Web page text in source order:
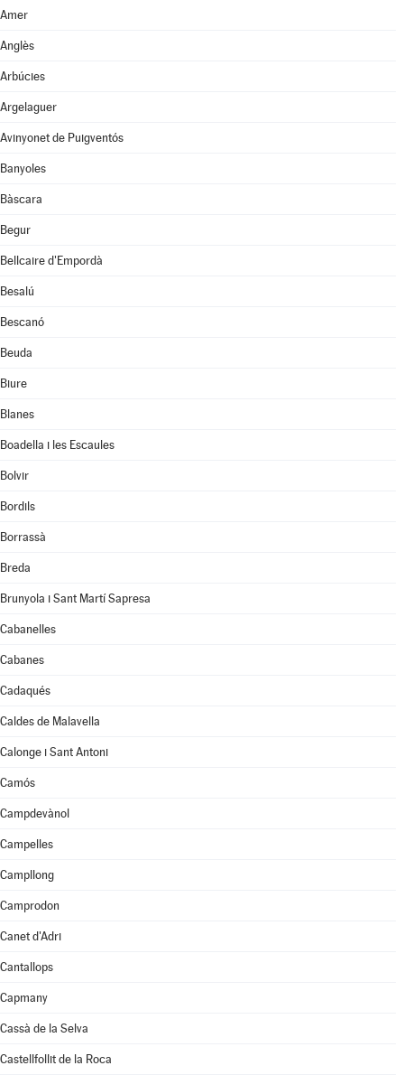
Amer
Anglès
Arbúcies
Argelaguer
Avinyonet de Puigventós
Banyoles
Bàscara
Begur
Bellcaire d'Empordà
Besalú
Bescanó
Beuda
Biure
Blanes
Boadella i les Escaules
Bolvir
Bordils
Borrassà
Breda
Brunyola i Sant Martí Sapresa
Cabanelles
Cabanes
Cadaqués
Caldes de Malavella
Calonge i Sant Antoni
Camós
Campdevànol
Campelles
Campllong
Camprodon
Canet d'Adri
Cantallops
Capmany
Cassà de la Selva
Castellfollit de la Roca